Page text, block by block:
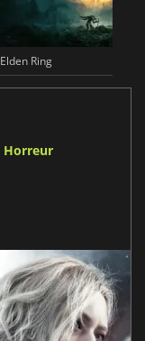
Elden Ring
Horreur